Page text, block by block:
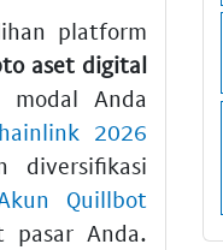
platform
aset digital
Anda
2026
diversifikasi
Quillbot
pasar Anda.